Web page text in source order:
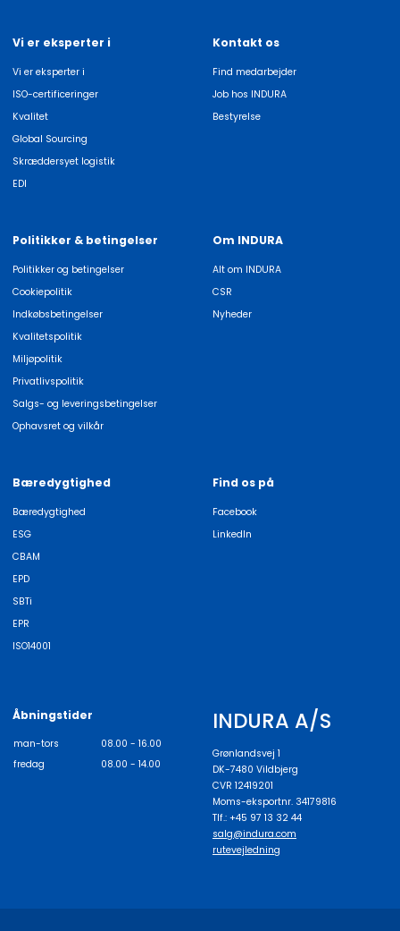
Vi er eksperter i
Vi er eksperter i
ISO-certificeringer
Kvalitet
Global Sourcing
Skræddersyet logistik
EDI
Kontakt os
Find medarbejder
Job hos INDURA
Bestyrelse
Politikker & betingelser
Politikker og betingelser
Cookiepolitik
Indkøbsbetingelser
Kvalitetspolitik
Miljøpolitik
Privatlivspolitik
Salgs- og leveringsbetingelser
Ophavsret og vilkår
Om INDURA
Alt om INDURA
CSR
Nyheder
Bæredygtighed
Bæredygtighed
ESG
CBAM
EPD
SBTi
EPR
ISO14001
Find os på
Facebook
LinkedIn
Åbningstider
man-tors
08.00 - 16.00
fredag
08.00 - 14.00
INDURA A/S
Grønlandsvej 1
DK-7480 Vildbjerg
CVR 12419201
Moms-eksportnr. 34179816
Tlf.: +45 97 13 32 44
salg@indura.com
rutevejledning